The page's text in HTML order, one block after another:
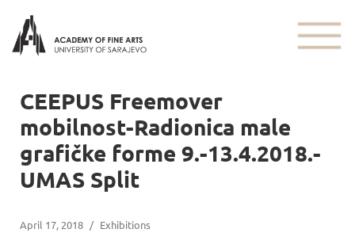
CEEPUS Freemover
mobilnost-Radionica male
grafičke forme 9.-13.4.2018.-
UMAS Split
April 17, 2018 / Exhibitions